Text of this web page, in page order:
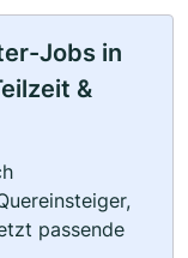
Jobs in
&
passende